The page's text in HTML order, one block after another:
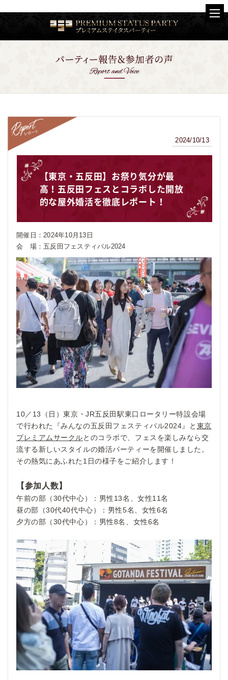
レポート
2024/10/13
【東京・五反田】お祭り気分が最
高！五反田フェスとコラボした開放
的な屋外婚活を徹底レポート！
開催日：2024年10月13日
会 場：五反田フェスティバル2024
10／13（日）東京・JR五反田駅東口ロータリー特設会場
で行われた『みんなの五反田フェスティバル2024』と 東京
プレミアムサークルとのコラボで、フェスを楽しみなら交
流する新しいスタイルの婚活パーティーを開催しました。
その熱気にあふれた1日の様子をご紹介します！
【参加人数】
午前の部（30代中心）：男性13名、女性11名
昼の部（30代40代中心）：男性5名、女性6名
夕方の部（30代中心）：男性8名、女性6名